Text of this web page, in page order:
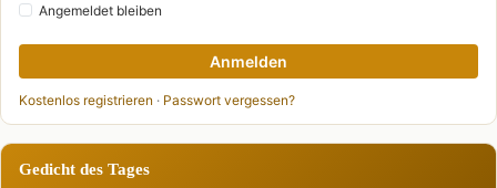
Angemeldet bleiben
Anmelden
Kostenlos registrieren · Passwort vergessen?
Gedicht des Tages